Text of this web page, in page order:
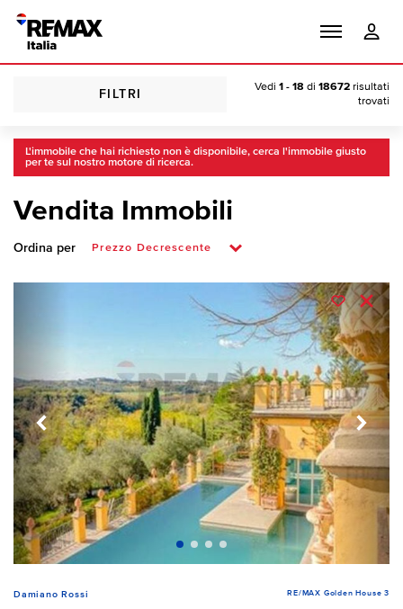
FILTRI
Vedi 1 - 18 di 18672 risultati
trovati
L'immobile che hai richiesto non è disponibile, cerca l'immobile giusto
per te sul nostro motore di ricerca.
Vendita Immobili
Ordina per
Damiano Rossi RE/MAX Golden House 3